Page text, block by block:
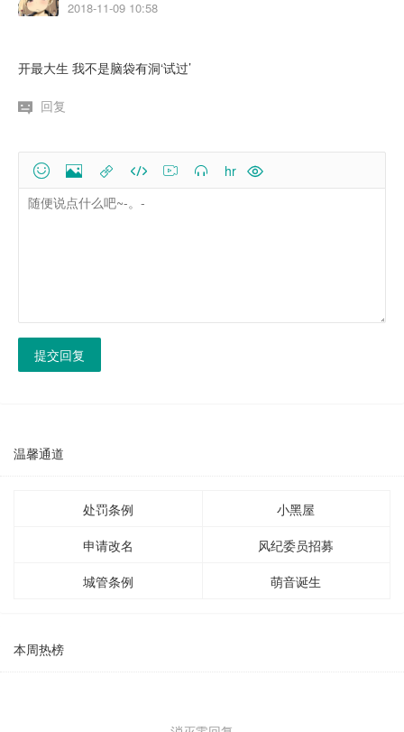
2018-11-09 10:58
开最大生 我不是脑袋有洞‘试过’
回复
  hr
提交回复
温馨通道
处罚条例
小黑屋
申请改名
风纪委员招募
城管条例
萌音诞生
本周热榜